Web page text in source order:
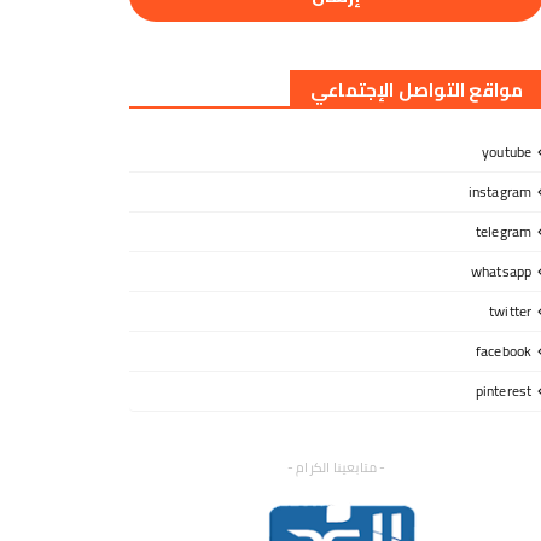
مواقع التواصل الإجتماعي
youtube
instagram
telegram
whatsapp
twitter
facebook
pinterest
- متابعينا الكرام -